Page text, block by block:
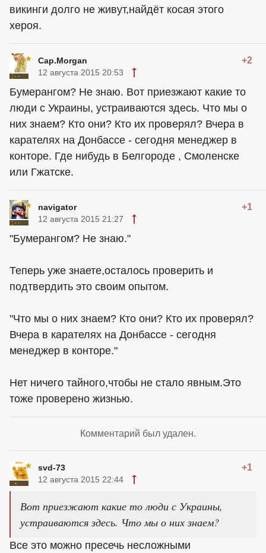
викинги долго не живут,найдёт косая этого
хероя.
Cap.Morgan +2
12 августа 2015 20:53
Бумерангом? Не знаю. Вот приезжают какие то
люди с Украины, устраиваются здесь. Что мы о
них знаем? Кто они? Кто их проверял? Вчера в
карателях на Донбассе - сегодня менеджер в
конторе. Где нибудь в Белгороде , Смоленске
или Гжатске.
navigator +1
12 августа 2015 21:27
"Бумерангом? Не знаю."
Теперь уже знаете,осталось проверить и
подтвердить это своим опытом.
"Что мы о них знаем? Кто они? Кто их проверял?
Вчера в карателях на Донбассе - сегодня
менеджер в конторе."
Нет ничего тайного,чтобы не стало явным.Это
тоже проверено жизнью.
Комментарий был удален.
svd-73 +1
12 августа 2015 22:44
Вот приезжают какие то люди с Украины,
устраиваются здесь. Что мы о них знаем?
Все это можно пресечь несложными